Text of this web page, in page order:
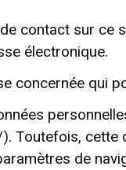
contact sur ce
électronique.
concernée qui
cette
de